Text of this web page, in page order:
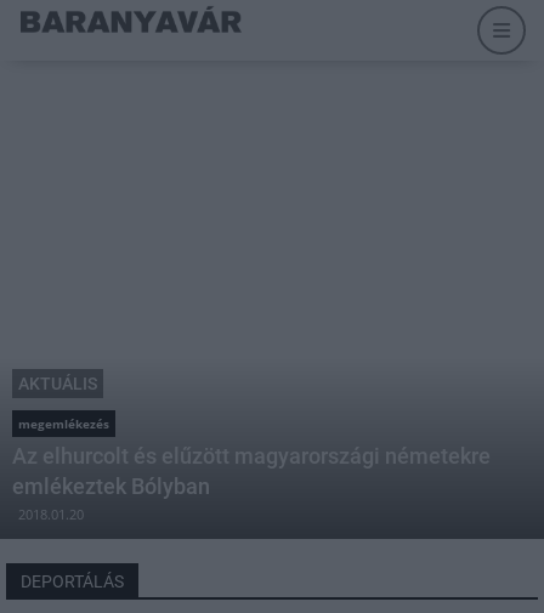
AKTUÁLIS
megemlékezés
Az elhurcolt és elűzött magyarországi németekre
emlékeztek Bólyban
2018.01.20
DEPORTÁLÁS